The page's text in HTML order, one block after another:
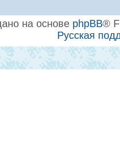
на основе phpBB®
Русская